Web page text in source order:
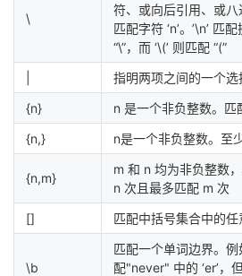
\
符、或向后引用、或八
匹配字符 ‘n’。’\n’ 匹
“\”，而 ‘\(’ 则匹配 “(”
指明两项之间的一个
{n}
n 是一个非负整数。匹
{n,}
n是一个非负整数。至
{n,m}
m 和 n 均为非负整数
n 次且最多匹配 m 次
[]
匹配中括号集合中的
\b
匹配一个单词边界。例
配"never" 中的 ‘er’，